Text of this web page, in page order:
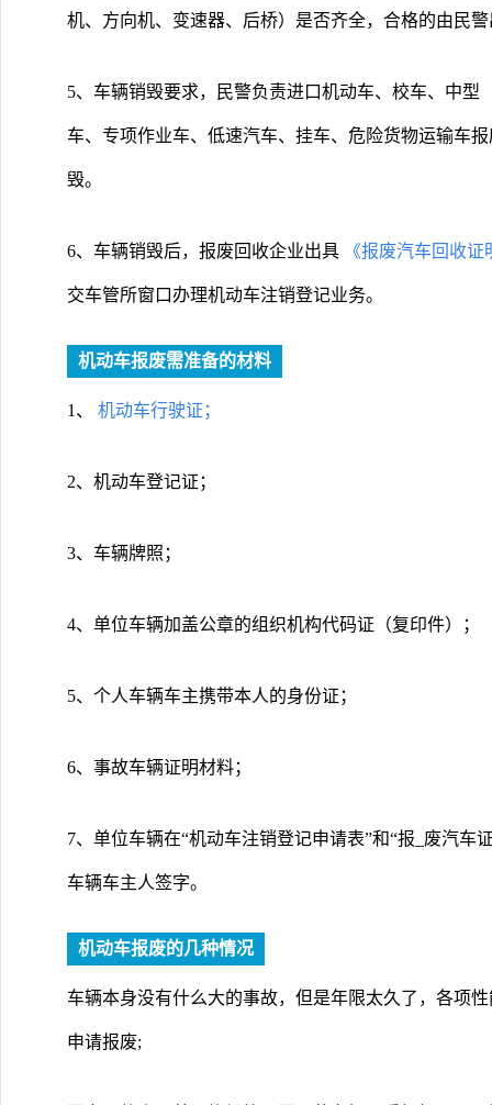
机、方向机、变速器、后桥）是否齐全，合格的由民
5、车辆销毁要求，民警负责进口机动车、校车、中
车、专项作业车、低速汽车、挂车、危险货物运输车
毁。
6、车辆销毁后，报废回收企业出具 《报废汽车回收
交车管所窗口办理机动车注销登记业务。
机动车报废需准备的材料
1、 机动车行驶证；
2、机动车登记证；
3、车辆牌照；
4、单位车辆加盖公章的组织机构代码证（复印件）；
5、个人车辆车主携带本人的身份证；
6、事故车辆证明材料；
7、单位车辆在“机动车注销登记申请表”和“报_废汽车
车辆车主人签字。
机动车报废的几种情况
车辆本身没有什么大的事故，但是年限太久了，各项
申请报废;